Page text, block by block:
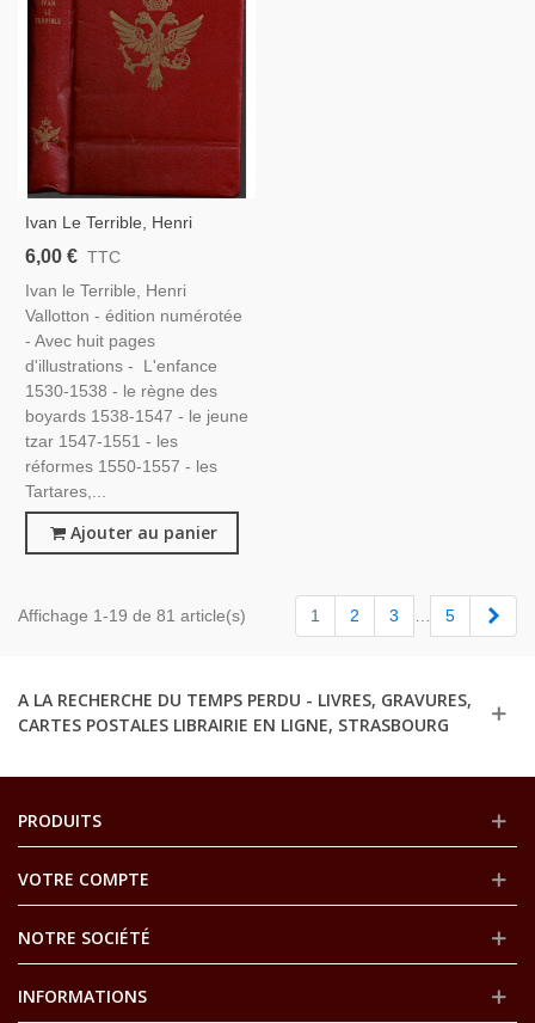
Ivan Le Terrible, Henri
Vallotton - Édition
Siècle, Empire Russe, Tsars
Russes,
6,00 € TTC
Ivan le Terrible, Henri
Vallotton - édition numérotée
- Avec huit pages
d'illustrations - L'enfance
1530-1538 - le règne des
boyards 1538-1547 - le jeune
tzar 1547-1551 - les
réformes 1550-1557 - les
Tartares,...
Ajouter au panier
Affichage 1-19 de 81 article(s) 1 2 3 5
A LA RECHERCHE DU TEMPS PERDU - LIVRES, GRAVURES,
CARTES POSTALES LIBRAIRIE EN LIGNE, STRASBOURG
PRODUITS
VOTRE COMPTE
NOTRE SOCIÉTÉ
INFORMATIONS